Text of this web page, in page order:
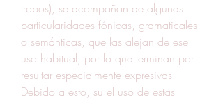
tropos), se acompañan de algunas
particularidades fónicas, gramaticales
o semánticas, que las alejan de ese
uso habitual, por lo que terminan por
resultar especialmente expresivas.
Debido a esto, su el uso de estas